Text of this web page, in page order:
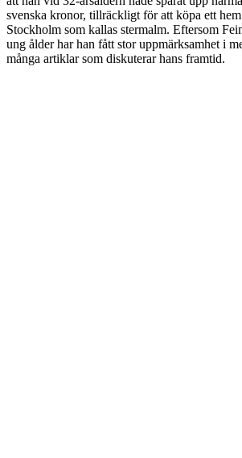
svenska kronor, tillräckligt för att köpa ett
Stockholm som kallas stermalm. Eftersom
ung ålder har han fått stor uppmärksamhet i
många artiklar som diskuterar hans framtid.